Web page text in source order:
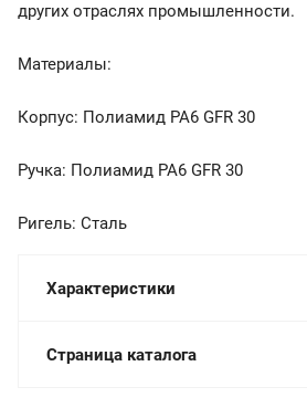
других отраслях промышленности.
Материалы:
Корпус: Полиамид PA6 GFR 30
Ручка: Полиамид PA6 GFR 30
Ригель: Сталь
Характеристики
Страница каталога